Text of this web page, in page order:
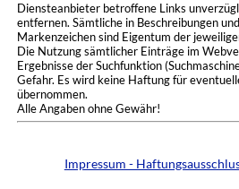
Diensteanbieter betroffene Links
entfernen. Sämtliche in Beschreibungen
Markenzeichen sind Eigentum der
Die Nutzung sämtlicher Einträge im
Ergebnisse der Suchfunktion
Gefahr. Es wird keine Haftung für
übernommen.
Alle Angaben ohne Gewähr!
Impressum -